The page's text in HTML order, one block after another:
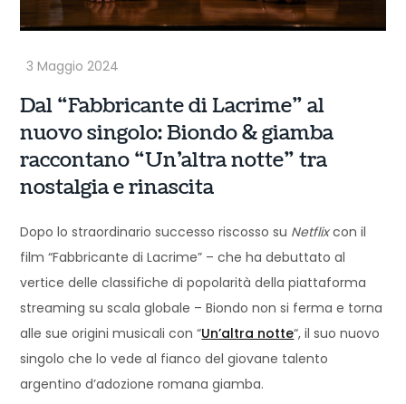
Dal “Fabbricante di Lacrime” al
nuovo singolo: Biondo & giamba
raccontano “Un’altra notte” tra
nostalgia e rinascita
Dopo lo straordinario successo riscosso su Netflixcon il
film “Fabbricante di Lacrime” – che ha debuttato al
vertice delle classifiche di popolarità della piattaforma
streaming su scala globale – Biondo non si ferma e torna
alle sue origini musicali con “Un’altra notte“, il suo nuovo
singolo che lo vede al fianco del giovane talento
argentino d’adozione romana giamba.